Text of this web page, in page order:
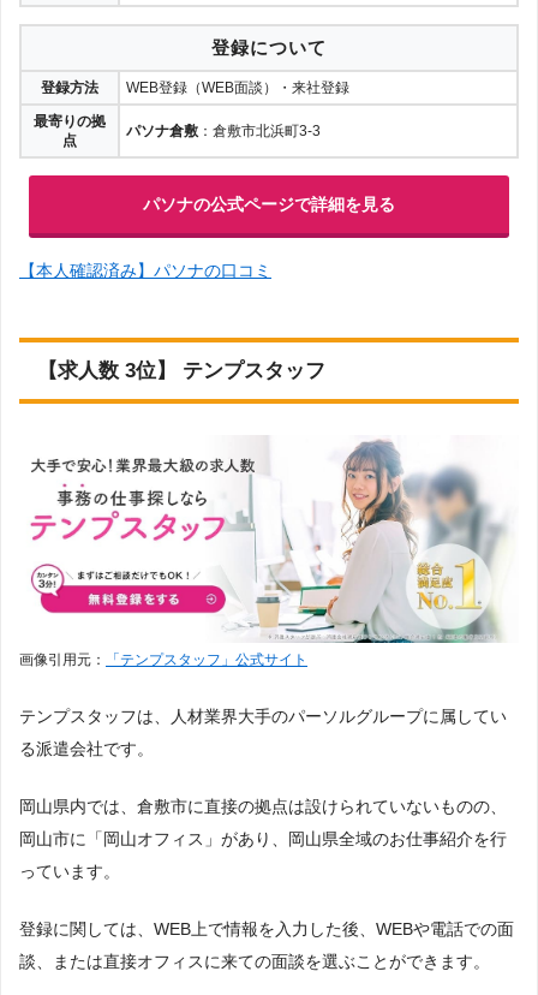
登録について
登録方法
WEB登録（WEB面談）・来社登録
最寄りの拠
点
パソナ倉敷 ：倉敷市北浜町3-3
パソナの公式ページで詳細を見る
【本人確認済み】パソナの口コミ
【求人数 3位】 テンプスタッフ
画像引用元： 「テンプスタッフ」公式サイト
テンプスタッフは、人材業界大手のパーソルグループに属してい
る派遣会社です。
岡山県内では、倉敷市に直接の拠点は設けられていないものの、
岡山市に「岡山オフィス」があり、岡山県全域のお仕事紹介を行
っています。
登録に関しては、WEB上で情報を入力した後、WEBや電話での面
談、または直接オフィスに来ての面談を選ぶことができます。